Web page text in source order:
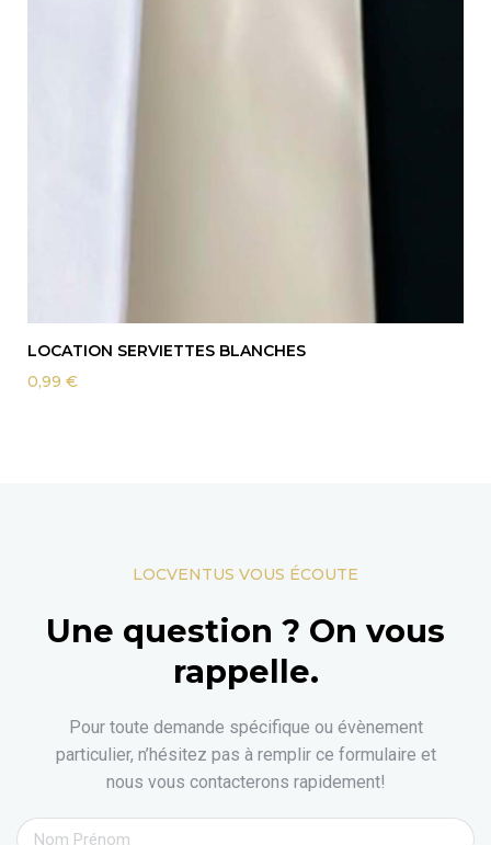
LOCATION SERVIETTES BLANCHES
0,99 €
LOCVENTUS VOUS ÉCOUTE
Une question ? On vous
rappelle.
Pour toute demande spécifique ou évènement
particulier, n’hésitez pas à remplir ce formulaire et
nous vous contacterons rapidement!